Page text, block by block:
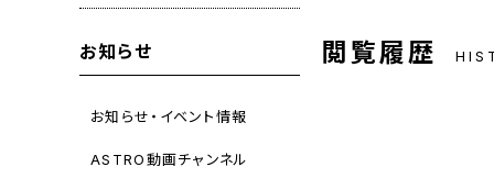
お知らせ
お知らせ・イベント情報
ASTRO動画チャンネル
閲覧履歴